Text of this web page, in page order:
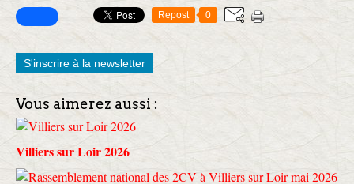
Repost 0
S'inscrire à la newsletter
Vous aimerez aussi :
Villiers sur Loir 2026